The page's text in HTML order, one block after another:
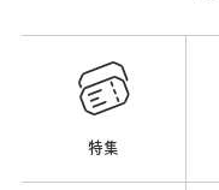
特集